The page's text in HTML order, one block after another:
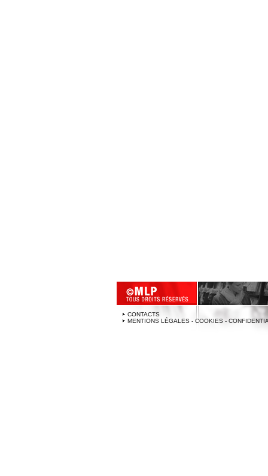
CONTACTS
MENTIONS LÉGALES - COOKIES -